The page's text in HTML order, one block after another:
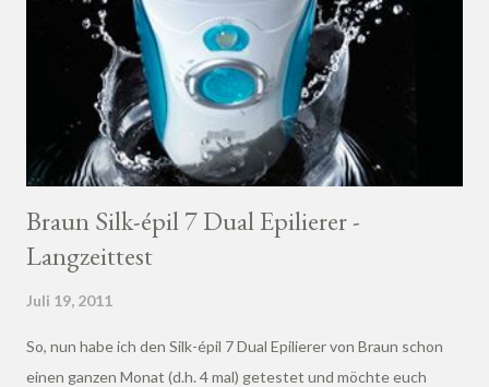
Braun Silk-épil 7 Dual Epilierer -
Langzeittest
Juli 19, 2011
So, nun habe ich den Silk-épil 7 Dual Epilierer von Braun schon
einen ganzen Monat (d.h. 4 mal) getestet und möchte euch